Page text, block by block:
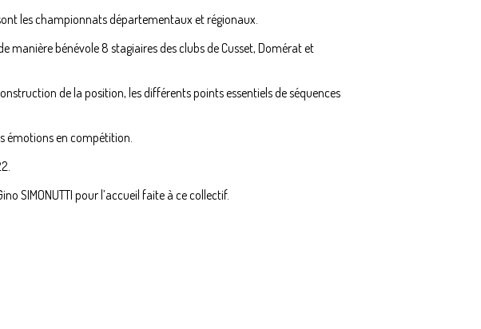
les championnats départementaux et régionaux.
manière bénévole 8 stagiaires des clubs de Cusset, Domérat et
de la position, les différents points essentiels de séquences
émotions en compétition.
SIMONUTTI pour l’accueil faite à ce collectif.